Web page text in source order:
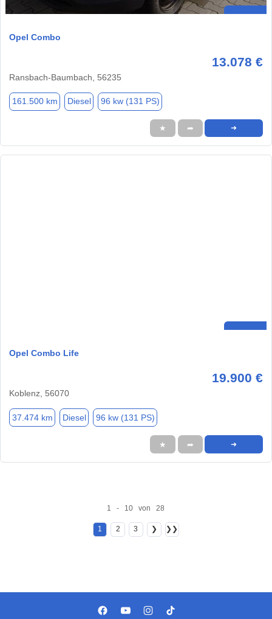
Opel Combo
13.078 €
Ransbach-Baumbach, 56235
161.500 km Diesel 96 kw (131 PS)
★ ➦ ➜
Opel Combo Life
19.900 €
Koblenz, 56070
37.474 km Diesel 96 kw (131 PS)
★ ➦ ➜
1 - 10 von 28
1 2 3 ❯ ❯❯